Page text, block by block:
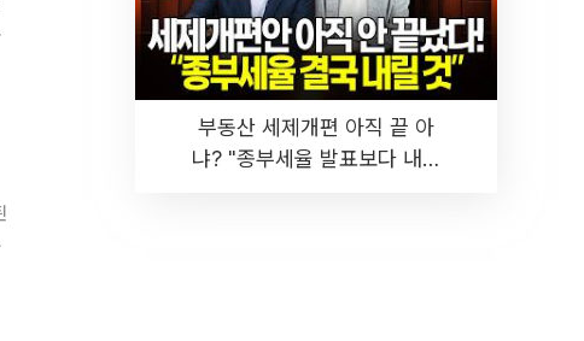
부동산 세제개편 아직 끝 아
냐? "종부세율 발표보다 내릴